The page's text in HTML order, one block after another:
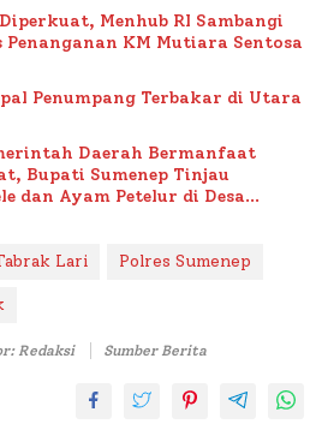
Menhub RI Sambangi
Penanganan KM Mutiara Sentosa
Penumpang Terbakar di Utara
Daerah Bermanfaat
Bupati Sumenep Tinjau
dan Ayam Petelur di Desa
Lari Polres Sumenep
Redaksi Sumber Berita